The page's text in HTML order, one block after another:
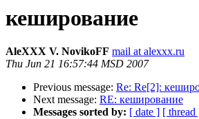
кеширование
AleXXX V. NovikoFF mail at alexxx.ru
Thu Jun 21 16:57:44 MSD 2007
Previous message: Re: Re[2]:
Next message: RE: кеширование
Messages sorted by: [ date ] [ thread